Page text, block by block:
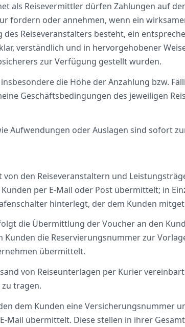
als Reisevermittler dürfen Zahlungen auf
fordern oder annehmen, wenn ein
Reiseveranstalters besteht, ein
verständlich und in hervorgehobener
zur Verfügung gestellt wurden.
die Höhe der Anzahlung bzw.
Geschäftsbedingungen des jeweiligen
Aufwendungen oder Auslagen sind sofort
von den Reiseveranstaltern und
per E-Mail oder Post übermittelt; in
hinterlegt, der dem Kunden
die Übermittlung der Voucher an den
Kunden die Reservierungsnummer zur
übermittelt.
von Reiseunterlagen per Kurier
tragen.
dem Kunden eine Versicherungsnummer
Mail übermittelt. Diese stellen in ihrer